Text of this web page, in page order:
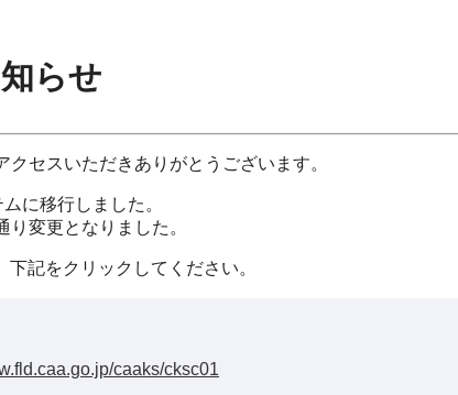
らせ
セスいただきありがとうございます。
に移行しました。
変更となりました。
記をクリックしてください。
caaks/cksc01